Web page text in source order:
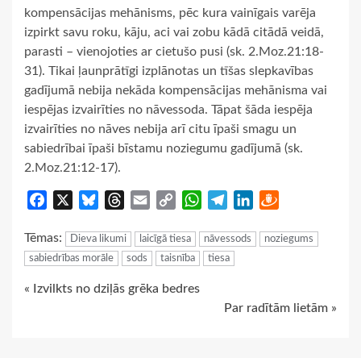
kompensācijas mehānisms, pēc kura vainīgais varēja
izpirkt savu roku, kāju, aci vai zobu kādā citādā veidā,
parasti – vienojoties ar cietušo pusi (sk. 2.Moz.21:18-
31). Tikai ļaunprātīgi izplānotas un tīšas slepkavības
gadījumā nebija nekāda kompensācijas mehānisma vai
iespējas izvairīties no nāvessoda. Tāpat šāda iespēja
izvairīties no nāves nebija arī citu īpaši smagu un
sabiedrībai īpaši bīstamu noziegumu gadījumā (sk.
2.Moz.21:12-17).
Facebook BlueskyThreads
Email
Copy
WhatsApp
TelegramLinkedIn
Tēmas: Dieva likumi laicīgā tiesa nāvessods
noziegums
sabiedrības morāle
sods taisnība tiesa
Continue
« Izvilkts no dziļās grēka bedres
Par radītām lietām »